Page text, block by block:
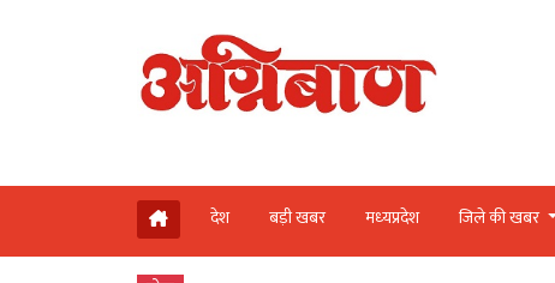
देश बड़ी खबर मध्‍यप्रदेश जिले की खबर